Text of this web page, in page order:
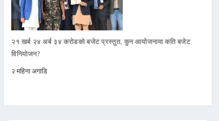
२१ खर्ब २४ अर्ब ३४ करोडको बजेट प्रस्तुत, कुन आयोजनामा कति बजेट
विनियोजन?
२ महिना अगाडि